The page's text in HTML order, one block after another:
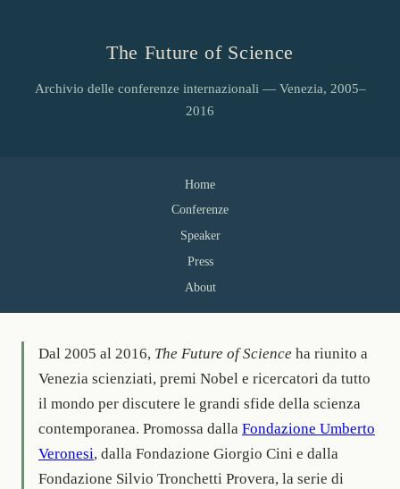
The Future of Science
Archivio delle conferenze internazionali — Venezia, 2005–
2016
Home
Conferenze
Speaker
Press
About
Dal 2005 al 2016, The Future of Science ha riunito a
Venezia scienziati, premi Nobel e ricercatori da tutto
il mondo per discutere le grandi sfide della scienza
contemporanea. Promossa dalla Fondazione Umberto
Veronesi, dalla Fondazione Giorgio Cini e dalla
Fondazione Silvio Tronchetti Provera, la serie di